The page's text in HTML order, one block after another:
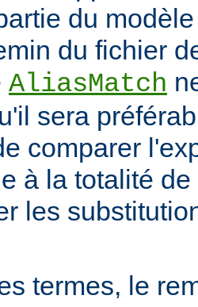
du
du fichier
AliasMatch
sera
comparer
à la totalité
les
termes, le